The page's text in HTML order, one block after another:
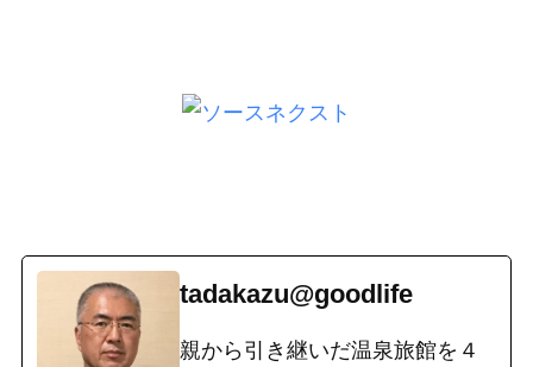
tadakazu@goodlife
親から引き継いだ温泉旅館を４